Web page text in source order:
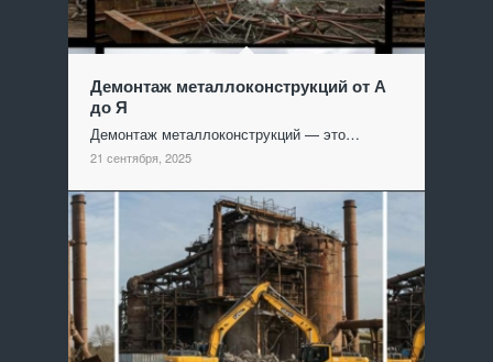
Демонтаж металлоконструкций от А
до Я
Демонтаж металлоконструкций — это…
21 сентября, 2025